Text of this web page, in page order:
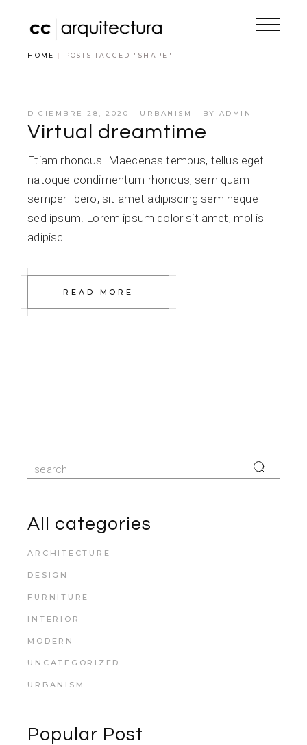
HOME POSTS TAGGED "SHAPE"
Reproductor
de
DICIEMBRE 28, 2020 URBANISM BY ADMIN
Virtual dreamtime
Etiam rhoncus. Maecenas tempus, tellus eget
natoque condimentum rhoncus, sem quam
semper libero, sit amet adipiscing sem neque
sed ipsum. Lorem ipsum dolor sit amet, mollis
adipisc
READ MORE
Search
for:
All categories
ARCHITECTURE
DESIGN
FURNITURE
INTERIOR
MODERN
UNCATEGORIZED
URBANISM
Popular Post